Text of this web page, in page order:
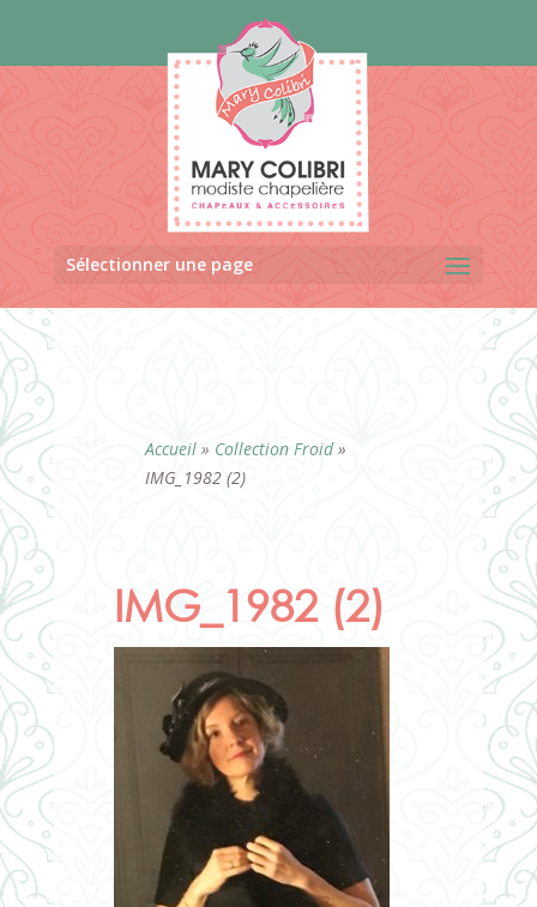
Sélectionner une page
Accueil» Collection Froid»
IMG_1982 (2)
IMG_1982 (2)